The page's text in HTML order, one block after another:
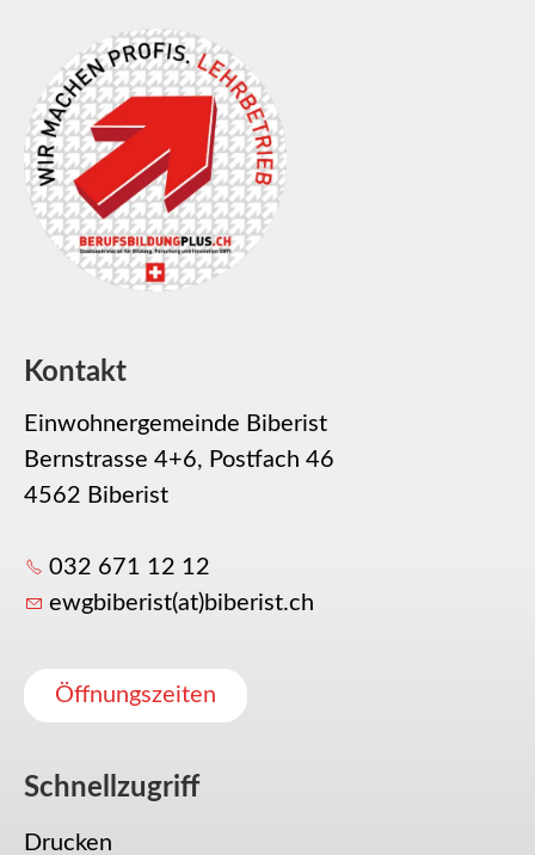
Kontakt
Einwohnergemeinde Biberist
Bernstrasse 4+6, Postfach 46
4562 Biberist
032 671 12 12
ewgbiberist(at)biberist.ch
Öffnungszeiten
Schnellzugriff
Drucken